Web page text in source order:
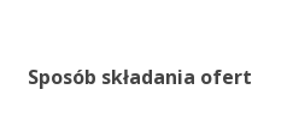
Sposób składania ofert